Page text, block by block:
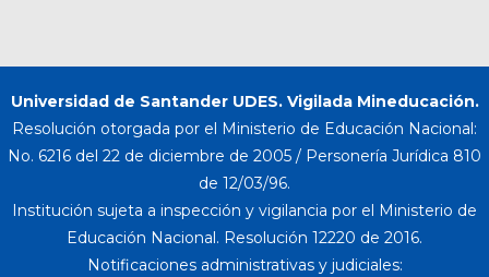
Universidad de Santander UDES. Vigilada Mineducación.
Resolución otorgada por el Ministerio de Educación Nacional:
No. 6216 del 22 de diciembre de 2005 / Personería Jurídica 810
de 12/03/96.
Institución sujeta a inspección y vigilancia por el Ministerio de
Educación Nacional. Resolución 12220 de 2016.
Notificaciones administrativas y judiciales: